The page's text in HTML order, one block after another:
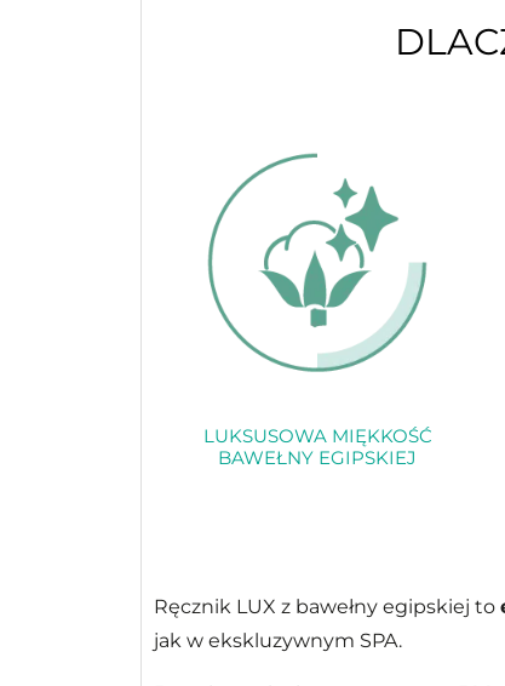
LUKSUSOWA MIĘKKOŚĆ
BAWEŁNY EGIPSKIEJ
Ręcznik LUX z bawełny egipskiej to
jak w ekskluzywnym SPA.